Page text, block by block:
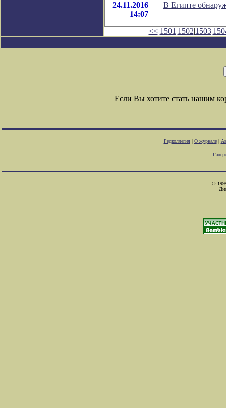
24.11.2016
14:07
В Египте
<< 1501 |1502|1503|
Если Вы хотите стать нашим
Редколлегия| О журнале|
©